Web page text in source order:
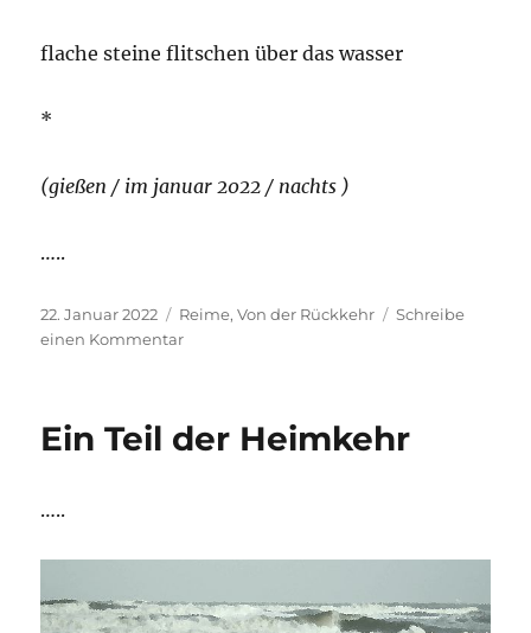
flache steine flitschen über das wasser
*
(gießen / im januar 2022 / nachts )
…..
Veröffentlicht
am
22. Januar 2022 Kategorien
Reime,Von der Rückkehr
Schreibe
einen Kommentarzu
Liebe
Ein Teil der Heimkehr
…..